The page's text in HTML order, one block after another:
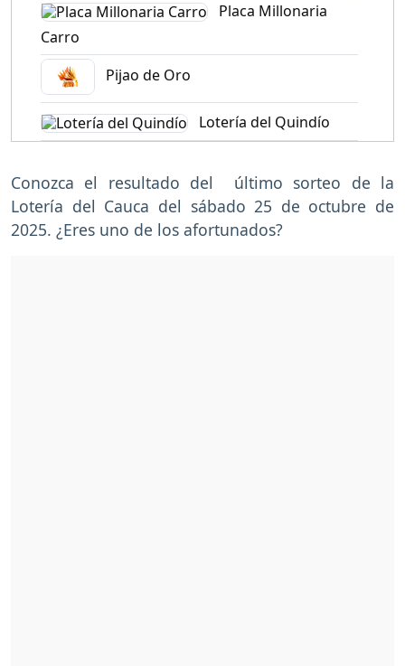
Placa Millonaria
Carro
Pijao de Oro
Lotería del Quindío
Conozca el resultado del último sorteo de la
Lotería del Cauca del sábado 25 de octubre de
2025. ¿Eres uno de los afortunados?